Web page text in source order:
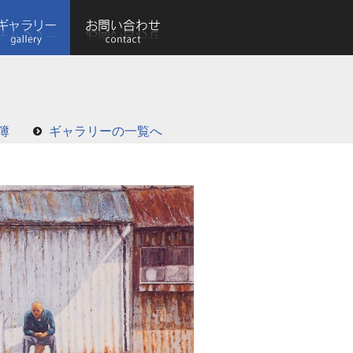
ギャラリーの一覧へ